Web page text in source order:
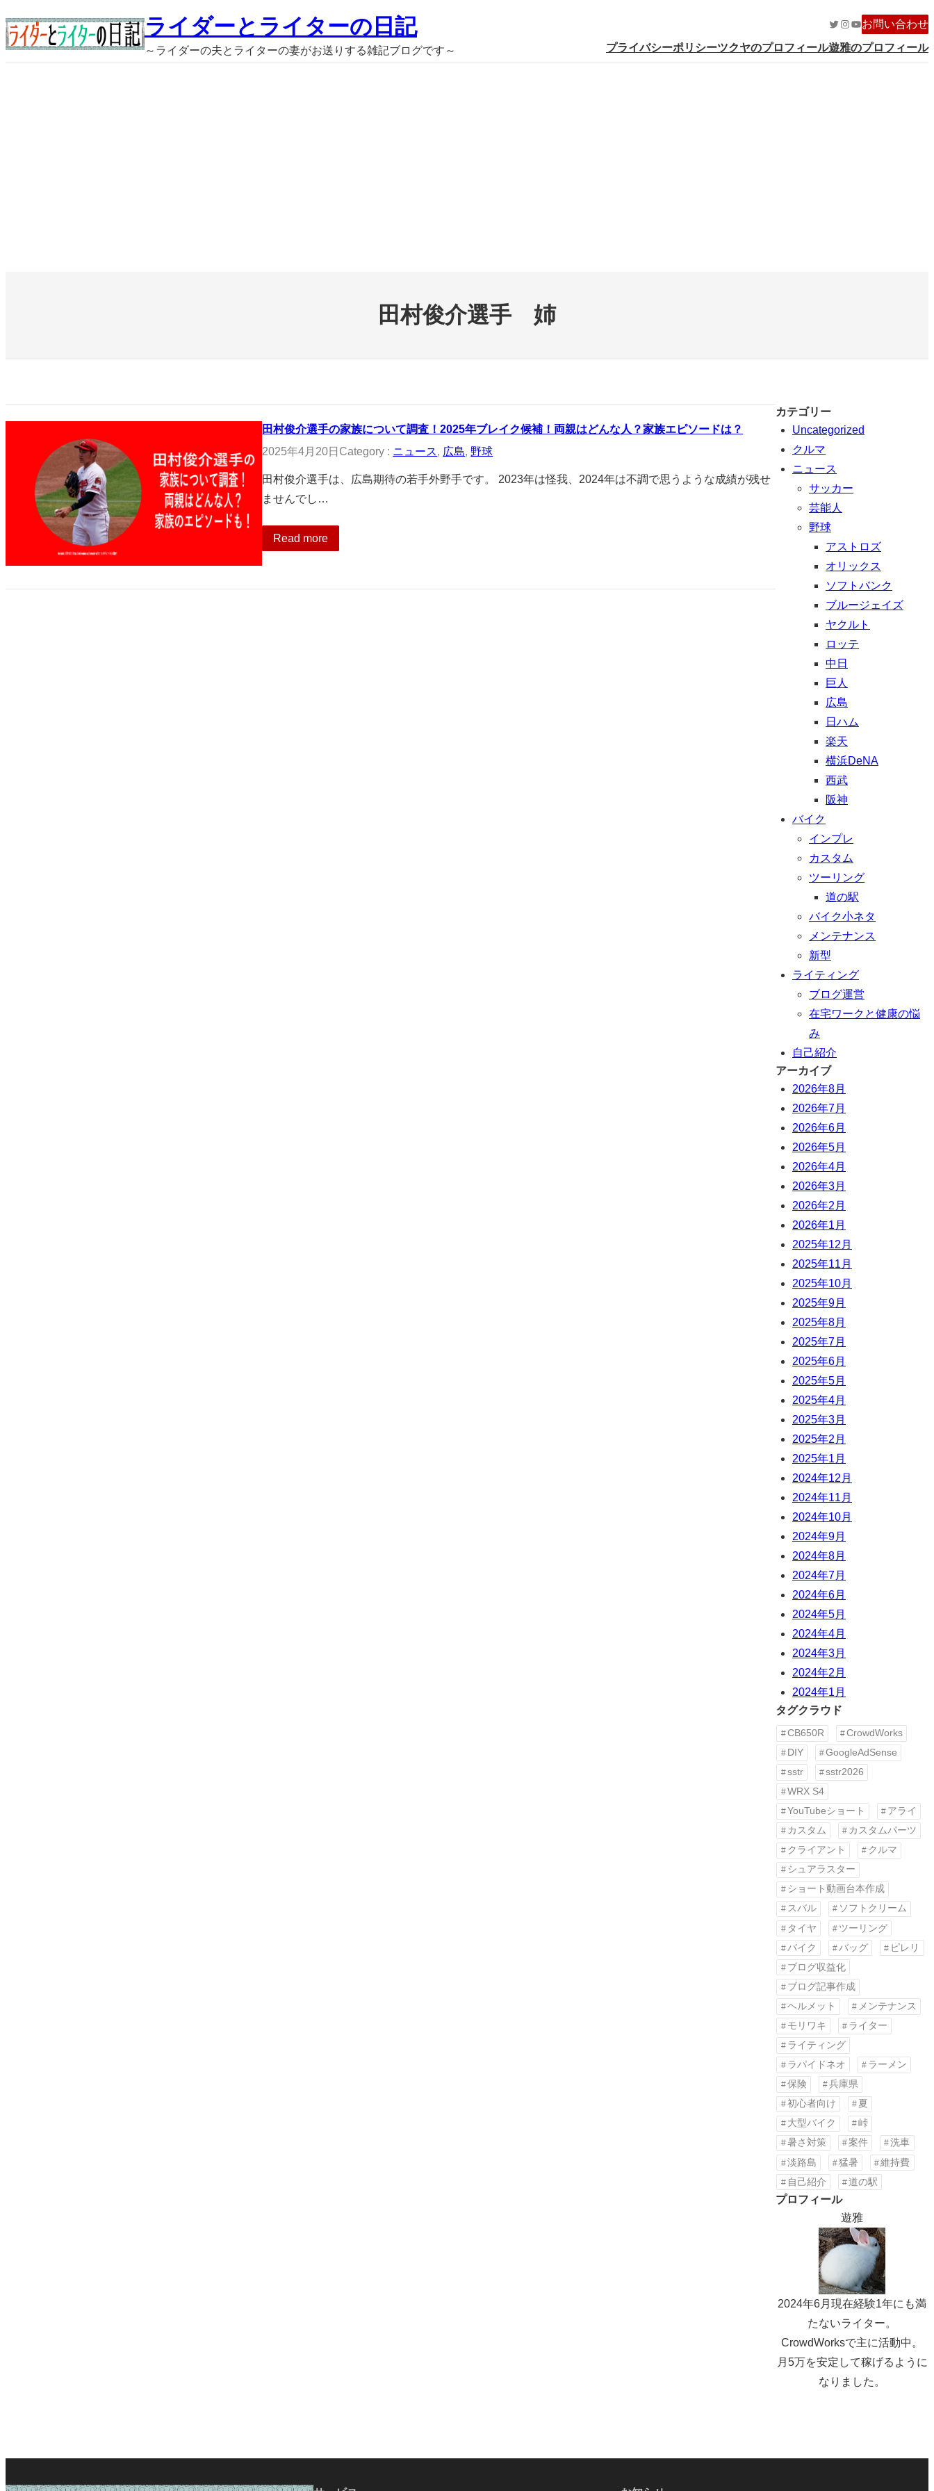
容
を
ライダーとライターの日記
～ライダーの夫とライターの妻がお送りする雑記ブログです～
Twitter
Instagram
YouTube
お問い合わせ
プライバシーポリシーツクヤのプロフィール遊雅のプロフィール
田村俊介選手 姉
田村俊介選手の家族について調査！2025年ブレイク候補！両親はどんな人？家族エピソードは？
2025年4月20日 Category : ニュース, 広島, 野球
田村俊介選手は、広島期待の若手外野手です。 2023年は怪我、2024年は不調で思うような成績が残せ
ませんでし…
Read more
カテゴリー
Uncategorized
クルマ
ニュース
サッカー
芸能人
野球
アストロズ
オリックス
ソフトバンク
ブルージェイズ
ヤクルト
ロッテ
中日
巨人
広島
日ハム
楽天
横浜DeNA
西武
阪神
バイク
インプレ
カスタム
ツーリング
道の駅
バイク小ネタ
メンテナンス
新型
ライティング
ブログ運営
在宅ワークと健康の悩
み
自己紹介
アーカイブ
2026年8月
2026年7月
2026年6月
2026年5月
2026年4月
2026年3月
2026年2月
2026年1月
2025年12月
2025年11月
2025年10月
2025年9月
2025年8月
2025年7月
2025年6月
2025年5月
2025年4月
2025年3月
2025年2月
2025年1月
2024年12月
2024年11月
2024年10月
2024年9月
2024年8月
2024年7月
2024年6月
2024年5月
2024年4月
2024年3月
2024年2月
2024年1月
タグクラウド
CB650R
CrowdWorks
DIY
GoogleAdSense
sstr
sstr2026
WRX S4
YouTubeショート
アライ
カスタム
カスタムパーツ
クライアント
クルマ
シュアラスター
ショート動画台本作成
スバル
ソフトクリーム
タイヤ
ツーリング
バイク
バッグ
ピレリ
ブログ収益化
ブログ記事作成
ヘルメット
メンテナンス
モリワキ
ライター
ライティング
ラパイドネオ
ラーメン
保険
兵庫県
初心者向け
夏
大型バイク
峠
暑さ対策
案件
洗車
淡路島
猛暑
維持費
自己紹介
道の駅
プロフィール
遊雅
2024年6月現在経験1年にも満
たないライター。
CrowdWorksで主に活動中。
月5万を安定して稼げるように
なりました。